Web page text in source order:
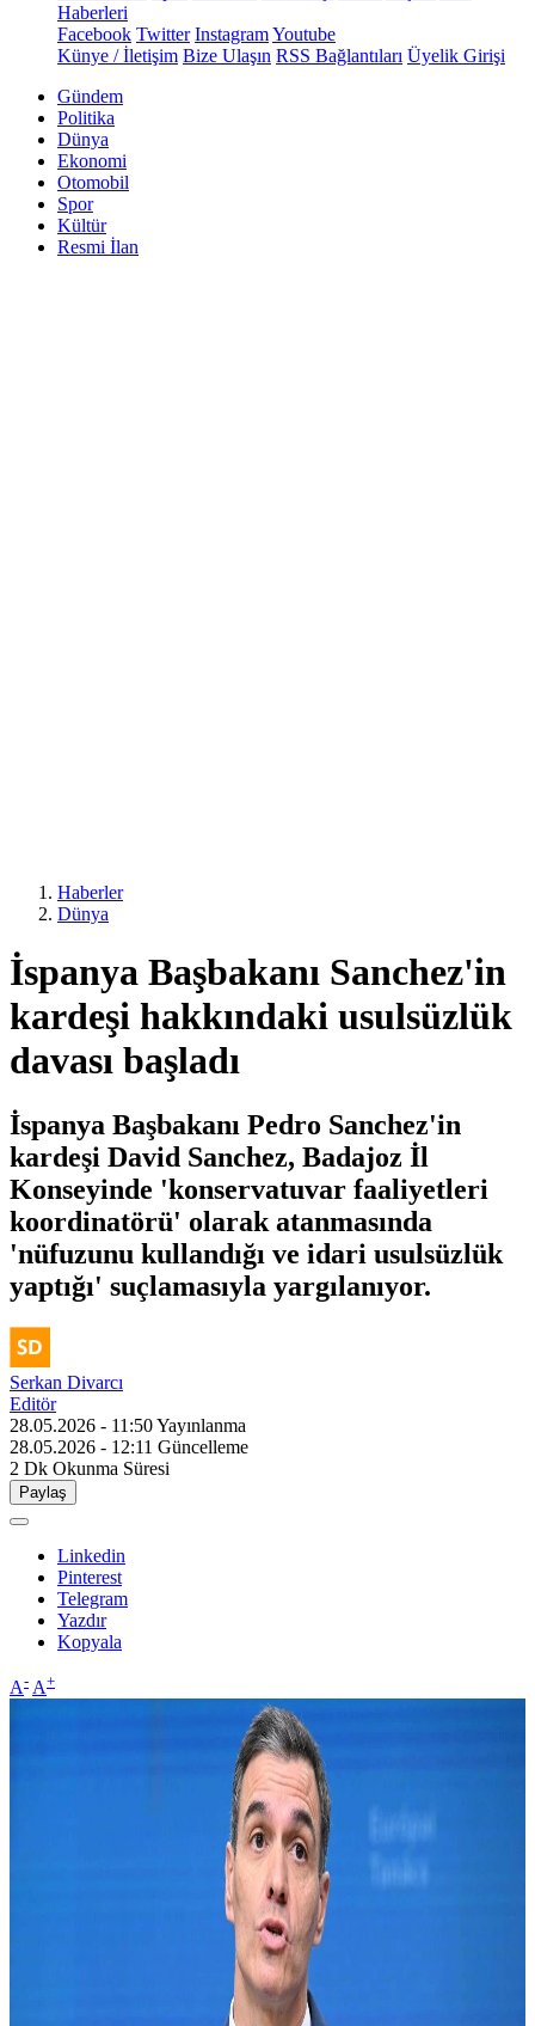
Haberleri
Facebook Twitter InstagramYoutube
Künye / İletişim Bize Ulaşın RSS Bağlantıları Üyelik Girişi
Gündem
Politika
Dünya
Ekonomi
Otomobil
Spor
Kültür
Resmi İlan
Haberler
Dünya
İspanya Başbakanı Sanchez'in
kardeşi hakkındaki usulsüzlük
davası başladı
İspanya Başbakanı Pedro Sanchez'in
kardeşi David Sanchez, Badajoz İl
Konseyinde 'konservatuvar faaliyetleri
koordinatörü' olarak atanmasında
'nüfuzunu kullandığı ve idari usulsüzlük
yaptığı' suçlamasıyla yargılanıyor.
Serkan Divarcı
Editör
28.05.2026 - 11:50Yayınlanma
28.05.2026 - 12:11 Güncelleme
2 Dk Okunma Süresi
Paylaş
Linkedin
Pinterest
Telegram
Yazdır
Kopyala
A- A+